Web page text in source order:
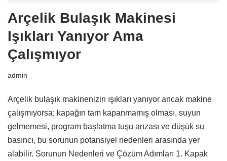
Arçelik Bulaşık Makinesi
Işıkları Yanıyor Ama
Çalışmıyor
admin
Arçelik bulaşık makinenizin ışıkları yanıyor ancak makine
çalışmıyorsa; kapağın tam kapanmamış olması, suyun
gelmemesi, program başlatma tuşu arızası ve düşük su
basıncı, bu sorunun potansiyel nedenleri arasında yer
alabilir. Sorunun Nedenleri ve Çözüm Adımları 1. Kapak